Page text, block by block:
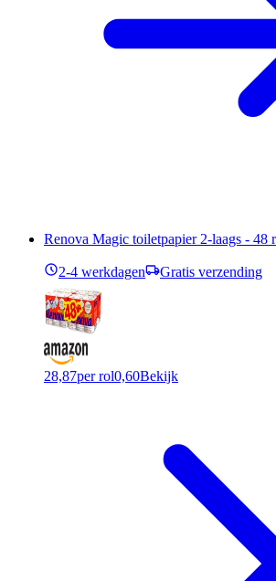
Renova Magic toiletpapier 2-laags - 48
2-4 werkdagen Gratis verzending
28,87per rol0,60Bekijk